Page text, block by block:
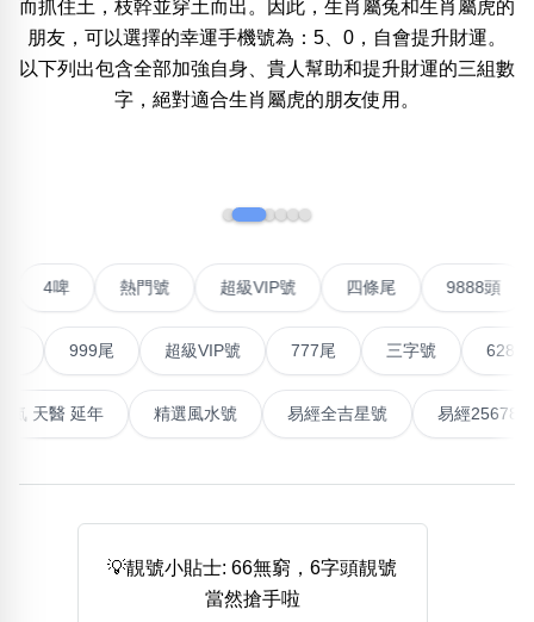
清除全部分類
搜尋
777尾 9字頭
全大數字
5萬以上 生天延 全吉星(全號)
清除全部分類
搜尋
高級分類 i
幸運號分類 風水號分類
生天延/貴財成
而抓住土，枝幹並穿土而出。因此，生肖屬兔和生肖屬虎的
朋友，可以選擇的幸運手機號為：5、0，自會提升財運。
以下列出包含全部加強自身、貴人幫助和提升財運的三組數
字，絕對適合生肖屬虎的朋友使用。
熱門號 超級VIP號 四條尾 9888
999尾 超級VIP號 777尾 三字號 6288頭
高能量生氣 天醫 延年 精選風水號 易經全吉星號 易
💡靚號小貼士: 66無窮，6字頭靚號
當然搶手啦